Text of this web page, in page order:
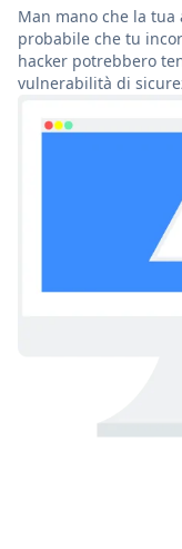
Man mano che la tua
probabile che tu
hacker potrebbero
vulnerabilità di